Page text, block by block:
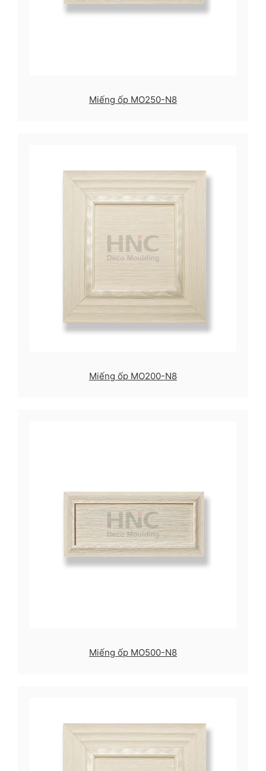
Miếng ốp MO250-N8
Miếng ốp MO200-N8
Miếng ốp MO500-N8